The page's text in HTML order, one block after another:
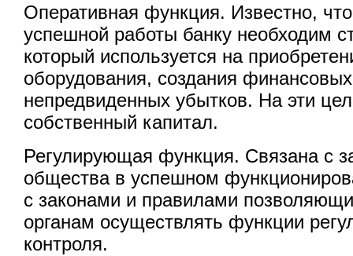
Оперативная функция. Известно,
успешной работы банку необходим
который используется на
оборудования, создания
непредвиденных убытков. На эти
собственный капитал.
Регулирующая функция. Связана с
общества в успешном
с законами и правилами
органам осуществлять функции
контроля.